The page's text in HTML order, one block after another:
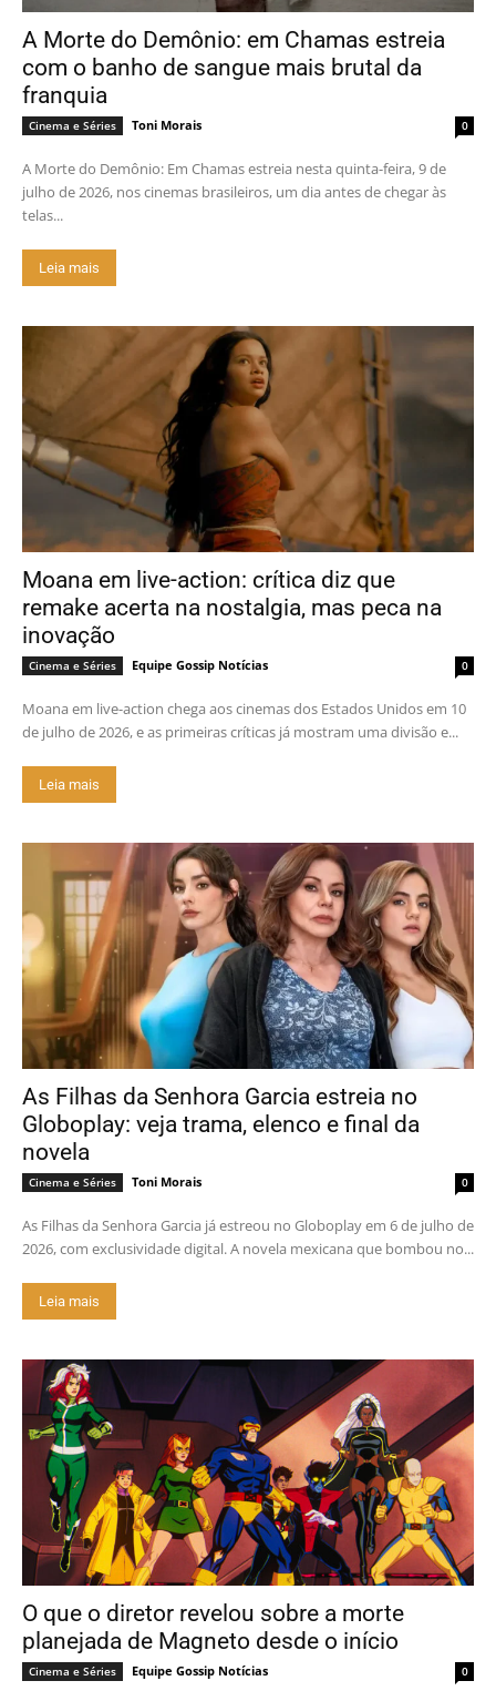
A Morte do Demônio: em Chamas estreia
com o banho de sangue mais brutal da
franquia
Cinema e Séries Toni Morais 0
A Morte do Demônio: Em Chamas estreia nesta quinta-feira, 9 de
julho de 2026, nos cinemas brasileiros, um dia antes de chegar às
telas...
Leia mais
Moana em live-action: crítica diz que
remake acerta na nostalgia, mas peca na
inovação
Cinema e Séries Equipe Gossip Notícias 0
Moana em live-action chega aos cinemas dos Estados Unidos em 10
de julho de 2026, e as primeiras críticas já mostram uma divisão e...
Leia mais
As Filhas da Senhora Garcia estreia no
Globoplay: veja trama, elenco e final da
novela
Cinema e Séries Toni Morais 0
As Filhas da Senhora Garcia já estreou no Globoplay em 6 de julho de
2026, com exclusividade digital. A novela mexicana que bombou no...
Leia mais
O que o diretor revelou sobre a morte
planejada de Magneto desde o início
Cinema e Séries Equipe Gossip Notícias 0